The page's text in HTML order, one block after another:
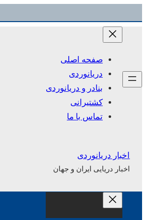
به
صفحه اصلی
دریانوردی
بنادر و دریانوردی
کشتیرانی
تماس با ما
اخبار دریانوردی
اخبار دریایی ایران و جهان